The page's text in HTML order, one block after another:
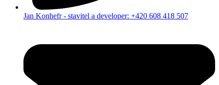
Jan Konhefr - stavitel a developer: +420 608 418 507